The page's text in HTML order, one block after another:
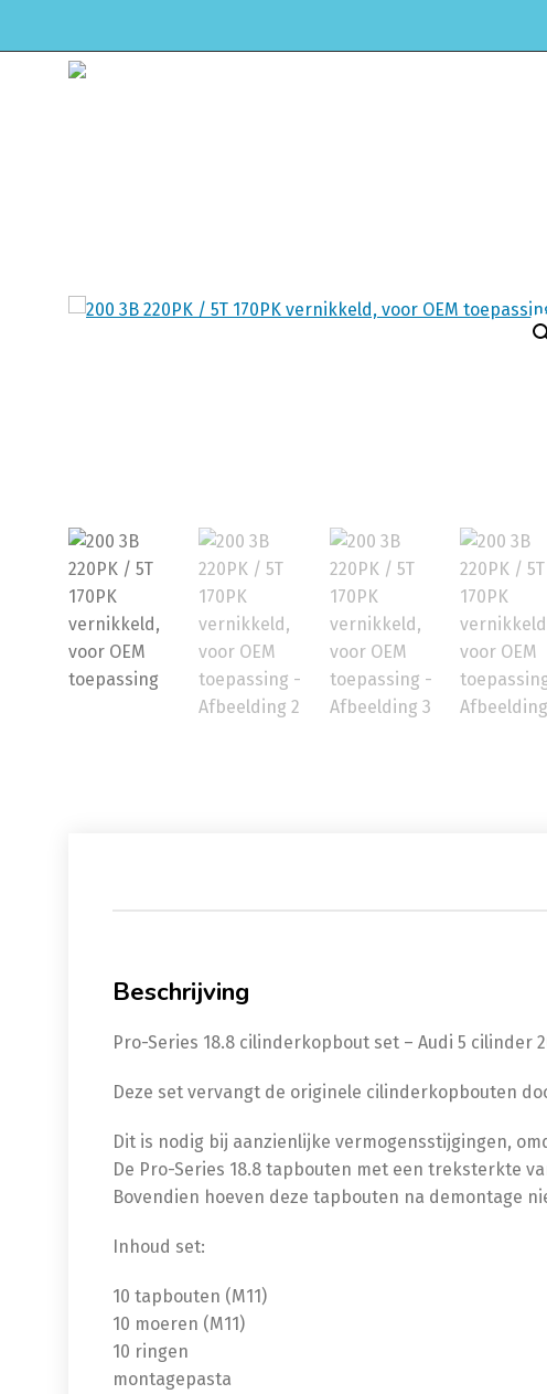
Beschrijving
Pro-Series 18.8 cilinderkopbout set – Audi 5 cilinder
Deze set vervangt de originele cilinderkopbouten
Dit is nodig bij aanzienlijke vermogensstijgingen,
De Pro-Series 18.8 tapbouten met een treksterkte
Bovendien hoeven deze tapbouten na demontage
Inhoud set:
10 tapbouten (M11)
10 moeren (M11)
10 ringen
montagepasta